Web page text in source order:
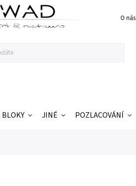
O nás
BLOKY JINÉ POZLACOVÁNÍ